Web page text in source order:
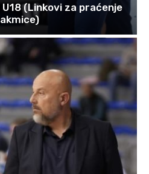
(Linkovi za praćenje